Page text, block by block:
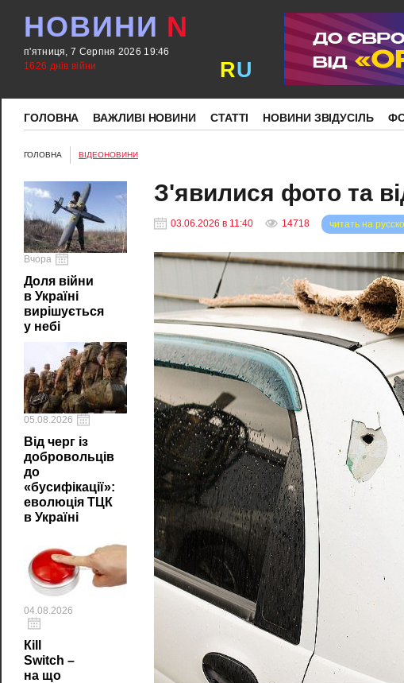
НОВИНИ N
п'ятниця, 7 Серпня 2026 19:46
1626 днів війни
RU
ГОЛОВНА ВАЖЛИВІ НОВИНИ СТАТТІ НОВИНИ ЗВІДУСІЛЬ
ГОЛОВНА ВІДЕОНОВИНИ
Вчора
Доля війни
в Україні
вирішується
у небі
05.08.2026
Від черг із
добровольців
до
«бусифікації»:
еволюція ТЦК
в Україні
04.08.2026
Кill
Switch –
на що
З'явилися фото та
03.06.2026 в 11:40 14718 читать на